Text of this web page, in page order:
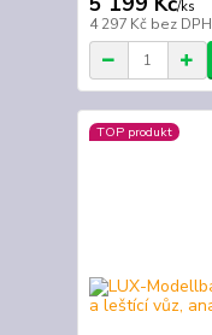
/ks
4 297 Kč bez DPH
TOP produkt